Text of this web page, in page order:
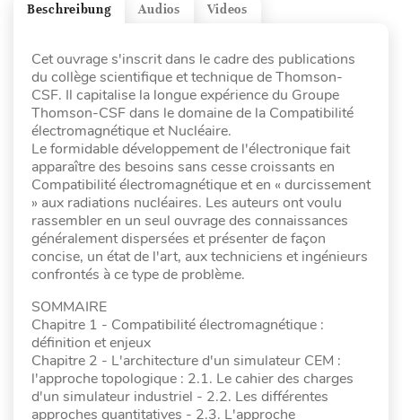
Videos
Audios
Beschreibung
Cet ouvrage s'inscrit dans le cadre des publications
du collège scientifique et technique de Thomson-
CSF. Il capitalise la longue expérience du Groupe
Thomson-CSF dans le domaine de la Compatibilité
électromagnétique et Nucléaire.
Le formidable développement de l'électronique fait
apparaître des besoins sans cesse croissants en
Compatibilité électromagnétique et en « durcissement
» aux radiations nucléaires. Les auteurs ont voulu
rassembler en un seul ouvrage des connaissances
généralement dispersées et présenter de façon
concise, un état de l'art, aux techniciens et ingénieurs
confrontés à ce type de problème.
SOMMAIRE
Chapitre 1 - Compatibilité électromagnétique :
définition et enjeux
Chapitre 2 - L'architecture d'un simulateur CEM :
l'approche topologique : 2.1. Le cahier des charges
d'un simulateur industriel - 2.2. Les différentes
approches quantitatives - 2.3. L'approche